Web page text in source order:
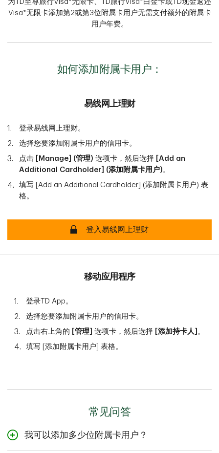
为TD至尊旅行Visa*无限卡、TD旅行Visa*白金卡或TD现金返还
Visa*无限卡添加第2或第3位附属卡用户无需支付额外的附属卡
用户年费。
如何添加附属卡用户：
易线网上理财
登录易线网上理财。
选择您要添加附属卡用户的信用卡。
点击 [Manage] (管理) 选项卡，然后选择
[Add an
Additional Cardholder] (添加附属卡用户​​​​​​​)。
填写 [Add an Additional Cardholder] (添加附属卡用户​​​​​​​) 表
格。
易线网上理财保障
登入易线网上理财
移动应用程序
登录TD App。
选择您要添加附属卡用户的信用卡。
点击右上角的 [管理] 选项卡，然后选择 [添加持卡人] 。
填写 [添加附属卡用户] 表格。
常见问答
我可以添加多少位附属卡用户？
如果您的账户已开通且信用良好，您最多可以添加3位附属